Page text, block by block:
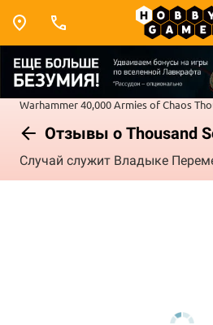
Warhammer 40,000Armies of Chaos
Отзывы о Thousand
Случай служит Владыке